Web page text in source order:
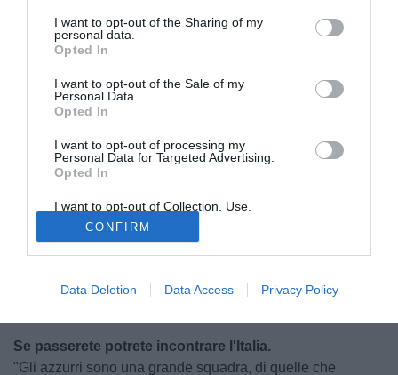
I want to opt-out of the Sharing of my
personal data.
Opted In
I want to opt-out of the Sale of my
Personal Data.
Opted In
I want to opt-out of processing my
Personal Data for Targeted Advertising.
Opted In
I want to opt-out of Collection, Use,
Retention, Sale, and/or Sharing of my
Personal Data that Is Unrelated with the
Purposes for which it was collected.
Opted Out
CONFIRM
Data Deletion Data Access Privacy Policy
© foto di Daniele Buffa/Image Sport
Andriy Shevchenko , commissario tecnico dell'Ucraina,
ha parlato aRadio Anch'io Sport
. Queste le sue parole a partire dall'esordio a Euro
nostro ritiro è iniziato da un paio di giorni e stiamo
Se passerete potrete incontrare l'Italia.
"Gli azzurri sono una grande squadra, di quelle che